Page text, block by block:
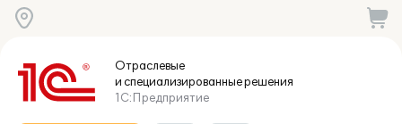
Отраслевые
и специализированныерешения
1С:Предприятие